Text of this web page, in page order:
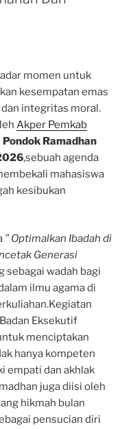
momen untuk
kesempatan emas
integritas moral.
Akper Pemkab
Pondok Ramadhan
,sebuah agenda
mahasiswa
kesibukan
” Optimalkan Ibadah di
Generasi
sebagai wadah bagi
ilmu agama di
Eksekutif
menciptakan
hanya kompeten
empati dan akhlak
juga diisi oleh
hikmah bulan
pensucian diri